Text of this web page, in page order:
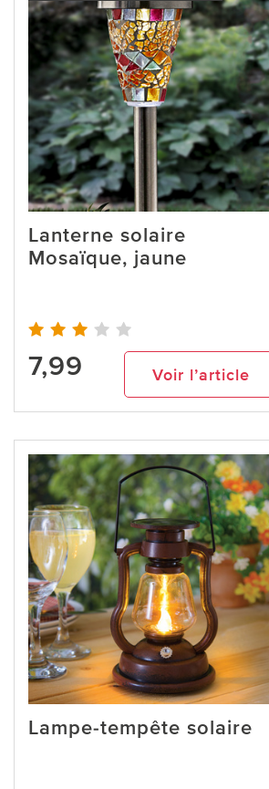
Lanterne solaire
Mosaïque, jaune
7,99 Voir l’article
Lampe-tempête solaire